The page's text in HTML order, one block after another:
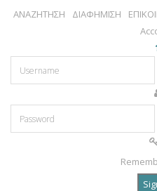
ΑΝΑΖΗΤΗΣΗ ΔΙΑΦΗΜΙΣΗ